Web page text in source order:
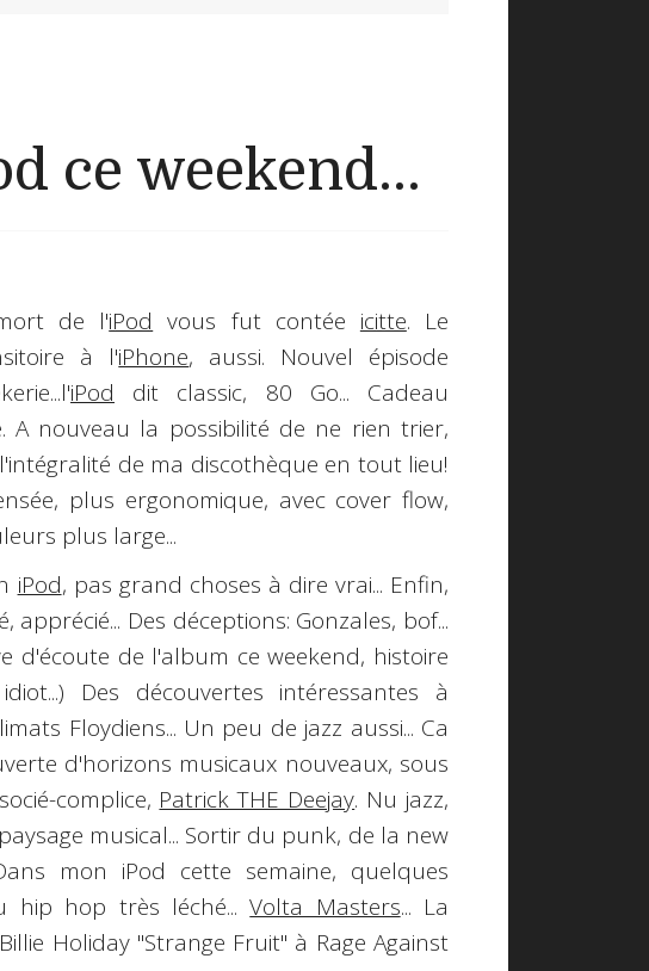
ce weekend...
de l'iPod vous fut contée icitte. Le
à l'iPhone, aussi. Nouvel épisode
iPod dit classic, 80 Go... Cadeau
A nouveau la possibilité de ne rien trier,
de ma discothèque en tout lieu!
plus ergonomique, avec cover flow,
plus large...
iPod, pas grand choses à dire vrai... Enfin,
apprécié... Des déceptions: Gonzales, bof...
d'écoute de l'album ce weekend, histoire
Des découvertes intéressantes à
Floydiens... Un peu de jazz aussi... Ca
d'horizons musicaux nouveaux, sous
complice, Patrick THE Deejay. Nu jazz,
musical... Sortir du punk, de la new
mon iPod cette semaine, quelques
hip hop très léché...Volta Masters... La
Billie Holiday"Strange Fruit" à Rage Against